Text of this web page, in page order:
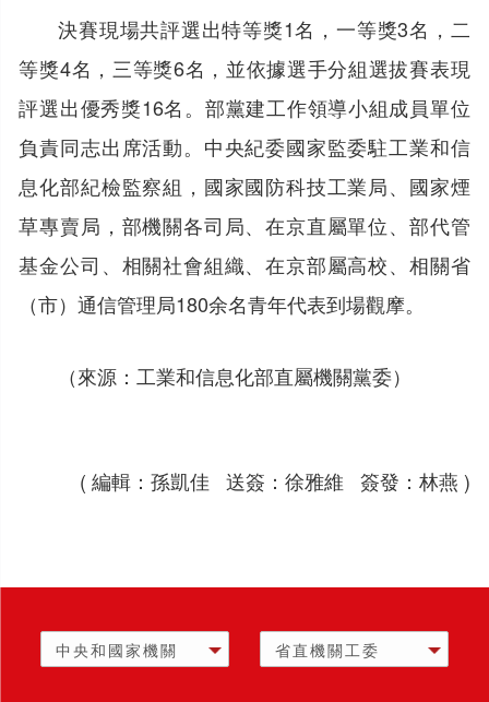
決賽現場共評選出特等獎1名，一等獎3名，二
等獎4名，三等獎6名，並依據選手分組選拔賽表現
評選出優秀獎16名。部黨建工作領導小組成員單位
負責同志出席活動。中央紀委國家監委駐工業和信
息化部紀檢監察組，國家國防科技工業局、國家煙
草專賣局，部機關各司局、在京直屬單位、部代管
基金公司、相關社會組織、在京部屬高校、相關省
（市）通信管理局180余名青年代表到場觀摩。
（來源：工業和信息化部直屬機關黨委）
( 編輯：孫凱佳 送簽：徐雅維 簽發：林燕 )
中央和國家機關 省直機關工委